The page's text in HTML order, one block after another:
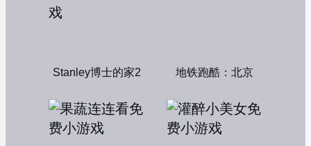
Stanley博士的家2 地铁跑酷：北京